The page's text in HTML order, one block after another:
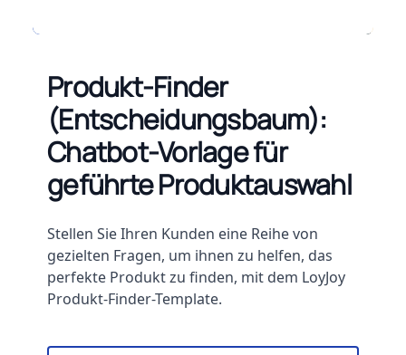
Produkt-Finder
(Entscheidungsbaum):
Chatbot-Vorlage für
geführte Produktauswahl
Beschreibung
Stellen Sie Ihren Kunden eine Reihe von
gezielten Fragen, um ihnen zu helfen, das
perfekte Produkt zu finden, mit dem LoyJoy
Produkt-Finder-Template.